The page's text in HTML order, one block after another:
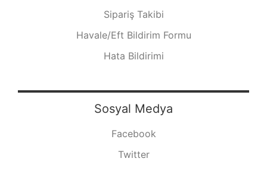
Sipariş Takibi
Havale/Eft Bildirim Formu
Hata Bildirimi
Sosyal Medya
Facebook
Twitter